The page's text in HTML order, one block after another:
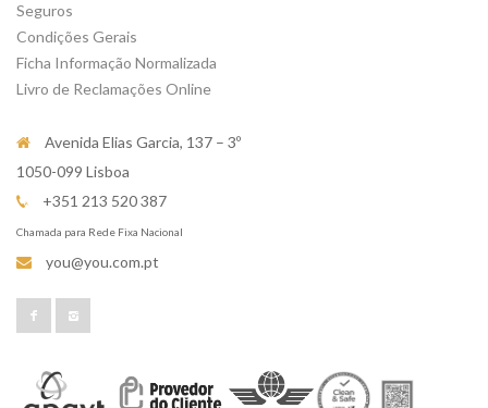
Seguros
Condições Gerais
Ficha Informação Normalizada
Livro de Reclamações Online
Avenida Elias Garcia, 137 – 3º
1050-099 Lisboa
+351 213 520 387
Chamada para Rede Fixa Nacional
you@you.com.pt